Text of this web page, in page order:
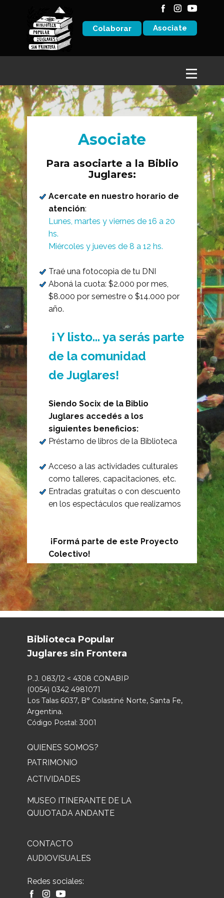
Colaborar Asociate
Asociate
Para asociarte a la Biblio
Juglares:
Acercate en nuestro horario de
atención:
Lunes, martes y viernes de 16 a 20
hs.
Miércoles y jueves de 8 a 12 hs.
Traé una fotocopia de tu DNI
Aboná la cuota: $2.000 por mes,
$8.000 por semestre o $14.000 por
año.
¡Y listo... ya serás parte
de la comunidad
de Juglares!
Siendo Socix de la Biblio
Juglares accedés a los
siguientes beneficios:
Préstamo de libros de la Biblioteca
Acceso a las actividades culturales
como talleres, capacitaciones, etc.
Entradas gratuitas o con descuento
en los espectáculos que realizamos
¡Formá parte de este Proyecto
Colectivo!
Biblioteca Popular
Juglares sin Frontera
P.J. 083/12 < 4308 CONABIP
(0054) 0342 4981071
Los Talas 6037, B° Colastiné Norte, Santa Fe,
Argentina.
Código Postal: 3001
QUIENES SOMOS?
PATRIMONIO
ACTIVIDADES
MUSEO ITINERANTE DE LA
QUIJOTADA ANDANTE
CONTACTO
AUDIOVISUALES
Redes sociales: